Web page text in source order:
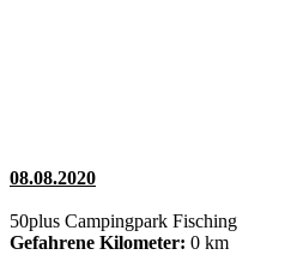
08.08.2020
50plus Campingpark Fisching
Gefahrene Kilometer: 0 km